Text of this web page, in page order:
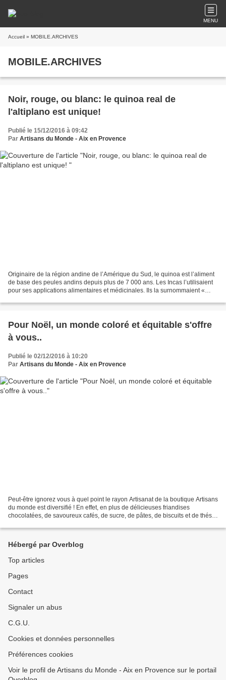
MENU
Accueil » MOBILE.ARCHIVES
MOBILE.ARCHIVES
Noir, rouge, ou blanc: le quinoa real de
l'altiplano est unique!
Publié le 15/12/2016 à 09:42
Par Artisans du Monde - Aix en Provence
Originaire de la région andine de l’Amérique du Sud, le quinoa est l’aliment
de base des peules andins depuis plus de 7 000 ans. Les Incas l’utilisaient
pour ses applications alimentaires et médicinales. Ils la surnommaient «
Pour Noël, un monde coloré et équitable s'offre
à vous..
Publié le 02/12/2016 à 10:20
Par Artisans du Monde - Aix en Provence
Peut-être ignorez vous à quel point le rayon Artisanat de la boutique Artisans
du monde est diversifié ! En effet, en plus de délicieuses friandises
chocolatées, de savoureux cafés, de sucre, de pâtes, de biscuits et de thés
Hébergé par Overblog
Top articles
Pages
Contact
Signaler un abus
C.G.U.
Cookies et données personnelles
Préférences cookies
Voir le profil de Artisans du Monde - Aix en Provence sur le portail